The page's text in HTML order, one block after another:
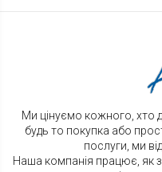
Ми цінуємо кожного, хто
будь то покупка або
послуги, ми
Наша компанія працює, як